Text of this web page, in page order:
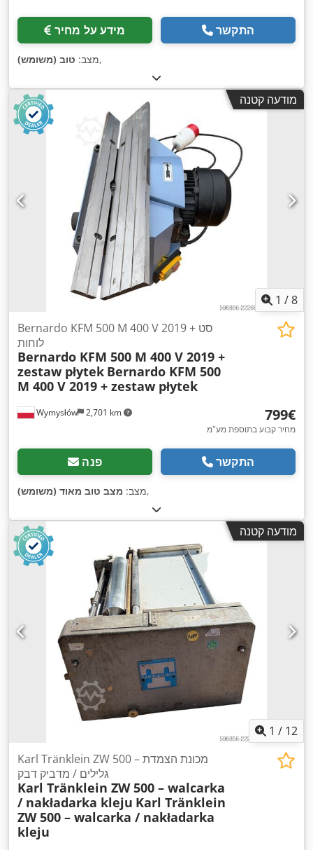
מידע על מחיר התקשר
מצב: טוב (משומש) ,
מודעה קטנה
1 /8
Wymysłów 2,701 km
Bernardo KFM 500 M 400 V 2019 + סט
לוחות
Bernardo KFM 500 M 400 V 2019 +
zestaw płytek Bernardo KFM 500
M 400 V 2019 + zestaw płytek
‏799 ‏€
מחיר קבוע בתוספת מע"מ
פנה התקשר
מצב: מצב טוב מאוד (משומש) ,
מודעה קטנה
1 / 12
Karl Tränklein ZW 500 – מכונת הצמדת
גלילים / מדביק דבק
Karl Tränklein ZW 500 – walcarka
/ nakładarka kleju Karl Tränklein
ZW 500 – walcarka / nakładarka
kleju